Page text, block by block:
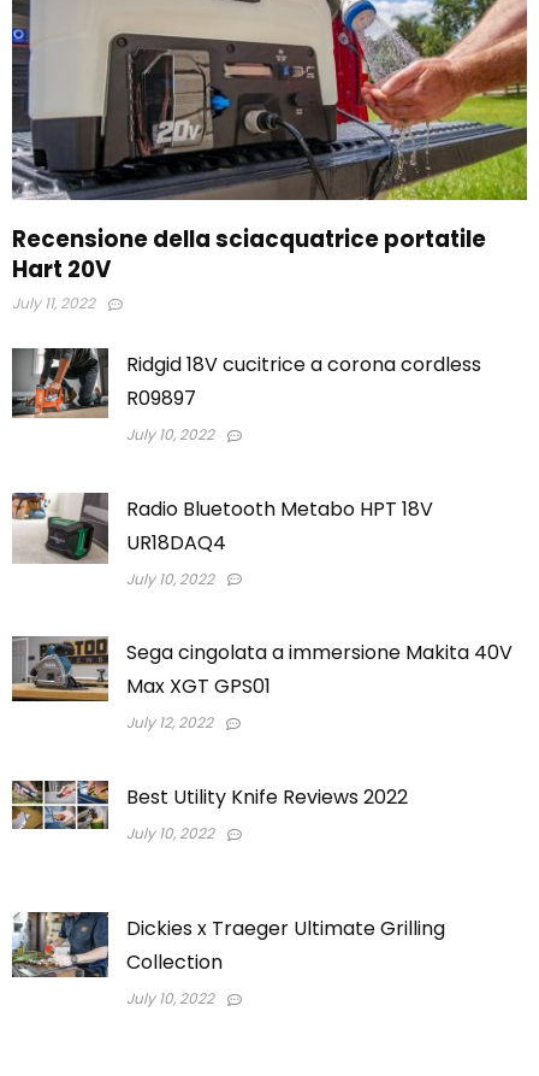
Recensione della sciacquatrice portatile
Hart 20V
July 11, 2022
Ridgid 18V cucitrice a corona cordless
R09897
July 10, 2022
Radio Bluetooth Metabo HPT 18V
UR18DAQ4
July 10, 2022
Sega cingolata a immersione Makita 40V
Max XGT GPS01
July 12, 2022
Best Utility Knife Reviews 2022
July 10, 2022
Dickies x Traeger Ultimate Grilling
Collection
July 10, 2022